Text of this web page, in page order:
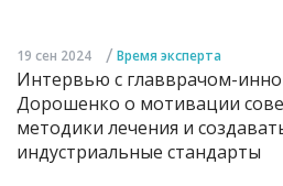
19 сен 2024 / Время эксперта
Интервью с главврачом-
Дорошенко о мотивации
методики лечения и
индустриальные стандарты